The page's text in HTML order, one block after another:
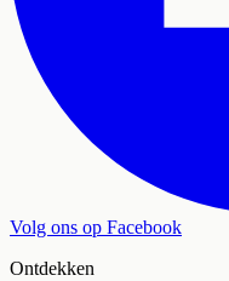
Volg ons op Facebook
Ontdekken